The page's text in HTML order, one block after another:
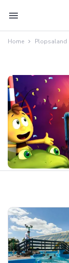
menu
Home Plopsaland